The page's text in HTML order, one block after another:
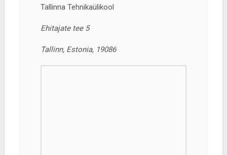
Tallinna Tehnikaülikool
Ehitajate tee 5
Tallinn, Estonia, 19086